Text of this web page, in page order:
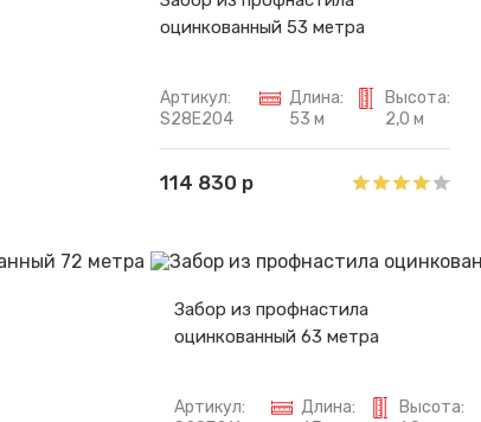
оцинкованный 53 метра
Артикул:
S28E204
Длина:
53 м
Высота:
2,0 м
114 830 р
Забор из профнастила
оцинкованный 63 метра
Артикул:
Длина:
Высота: